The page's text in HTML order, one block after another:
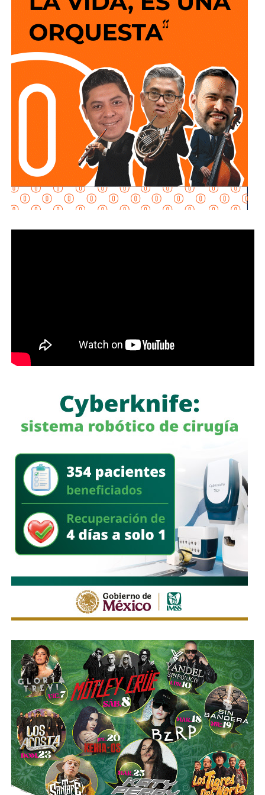
social “Lavanderías Gratuitas”, el mandatario estatal
manifestó el interés de que Soledad fuera de los primeros
municipios beneficiados, por lo que se expresó la
disposición del Ayuntamiento para colaborar en la
consolidación de este proyecto, el cual ahora comienza a
materializarse en un espacio del Sistema Municipal para
el Desarrollo Integral de la Familia (DIF) destinado al
bienestar de las familias.
de las familias, porque les permitirá ahorrar tiempo y
insumos incluidos, lo que beneficiará principalmente a
madres y padres de familia, personas adultas mayores y
comunitarios en favor del bienestar social.